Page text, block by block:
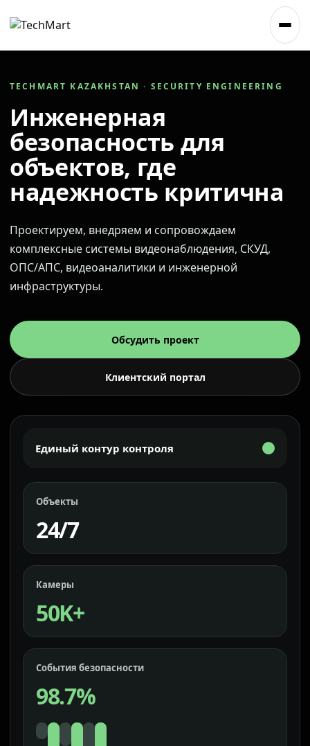
TECHMART KAZAKHSTAN · SECURITY ENGINEERING
Инженерная
безопасность для
объектов, где
надежность критична
Проектируем, внедряем и сопровождаем
комплексные системы видеонаблюдения, СКУД,
ОПС/АПС, видеоаналитики и инженерной
инфраструктуры.
Обсудить проект
Клиентский портал
Единый контур контроля
Объекты
24/7
Камеры
50K+
События безопасности
98.7%